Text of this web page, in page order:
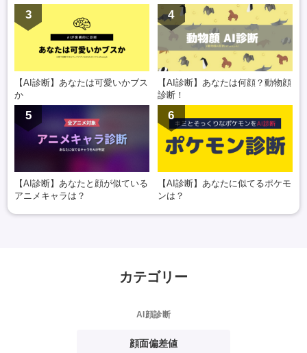
3
【AI診断】あなたは可愛いかブス
か
4
【AI診断】あなたは何顔？動物顔
診断！
5
【AI診断】あなたと顔が似ている
アニメキャラは？
6
【AI診断】あなたに似てるポケモ
ンは？
カテゴリー
AI顔診断
顔面偏差値